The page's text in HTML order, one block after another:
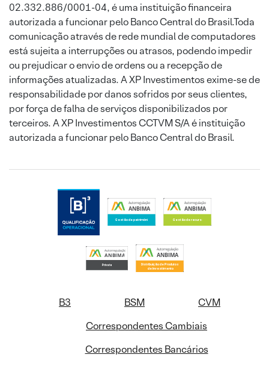
02.332.886/0001-04, é uma instituição financeira
autorizada a funcionar pelo Banco Central do Brasil.Toda
comunicação através de rede mundial de computadores
está sujeita a interrupções ou atrasos, podendo impedir
ou prejudicar o envio de ordens ou a recepção de
informações atualizadas. A XP Investimentos exime-se de
responsabilidade por danos sofridos por seus clientes,
por força de falha de serviços disponibilizados por
terceiros. A XP Investimentos CCTVM S/A é instituição
autorizada a funcionar pelo Banco Central do Brasil.
B3 BSM
CVM
Correspondentes Cambiais
Correspondentes Bancários